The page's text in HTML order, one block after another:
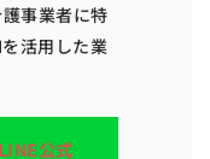
事業者に特
活用した業
LINE公式